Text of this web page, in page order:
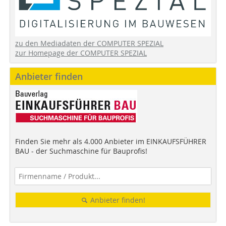
zu den Mediadaten der COMPUTER SPEZIAL
zur Homepage der COMPUTER SPEZIAL
Anbieter finden
Finden Sie mehr als 4.000 Anbieter im EINKAUFSFÜHRER
BAU - der Suchmaschine für Bauprofis!
Anbieter finden!